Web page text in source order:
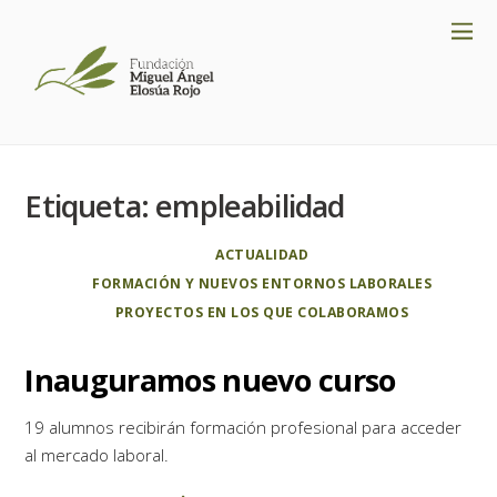
Etiqueta: empleabilidad
ACTUALIDAD
FORMACIÓN Y NUEVOS ENTORNOS LABORALES
PROYECTOS EN LOS QUE COLABORAMOS
Inauguramos nuevo curso
19 alumnos recibirán formación profesional para acceder
al mercado laboral.